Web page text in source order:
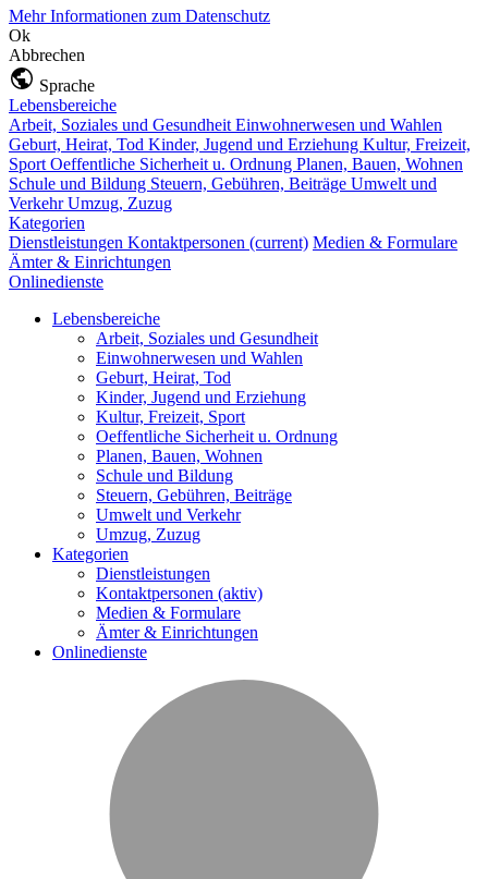
Mehr Informationen zum Datenschutz
Ok
Abbrechen
Sprache
Lebensbereiche
Arbeit, Soziales und Gesundheit Einwohnerwesen und Wahlen
Geburt, Heirat, Tod Kinder, Jugend und Erziehung Kultur, Freizeit,
Sport Oeffentliche Sicherheit u. Ordnung Planen, Bauen, Wohnen
Schule und Bildung Steuern, Gebühren, Beiträge Umwelt und
VerkehrUmzug, Zuzug
Kategorien
Dienstleistungen Kontaktpersonen (current) Medien & Formulare
Ämter & Einrichtungen
Onlinedienste
Lebensbereiche
Arbeit, Soziales und Gesundheit
Einwohnerwesen und Wahlen
Geburt, Heirat, Tod
Kinder, Jugend und Erziehung
Kultur, Freizeit, Sport
Oeffentliche Sicherheit u. Ordnung
Planen, Bauen, Wohnen
Schule und Bildung
Steuern, Gebühren, Beiträge
Umwelt und Verkehr
Umzug, Zuzug
Kategorien
Dienstleistungen
Kontaktpersonen (aktiv)
Medien & Formulare
Ämter & Einrichtungen
Onlinedienste